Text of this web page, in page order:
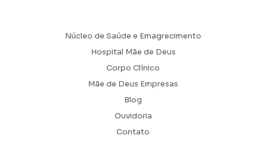
Núcleo de Saúde e Emagrecimento
Hospital Mãe de Deus
Corpo Clínico
Mãe de Deus Empresas
Blog
Ouvidoria
Contato